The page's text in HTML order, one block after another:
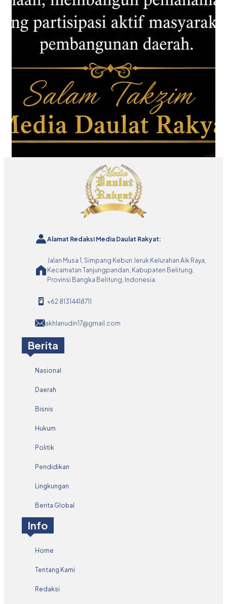
Alamat Redaksi Media Daulat Rakyat:
Jalan Musa 1, Simpang Kebun Jeruk Kelurahan Aik Raya,
Kecamatan Tanjungpandan, Kabupaten Belitung,
Provinsi Bangka Belitung, Indonesia.
+62 81314418711
akhlanudin17@gmail.com
Berita
Nasional
Daerah
Bisnis
Hukum
Politik
Pendidikan
Lingkungan
Berita Global
Info
Home
Tentang Kami
Redaksi